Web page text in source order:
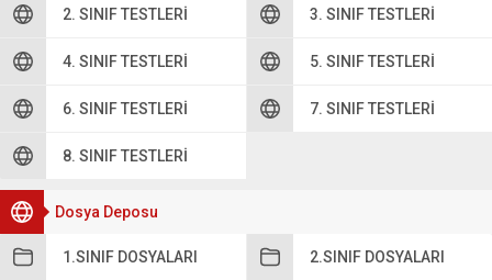
2. SINIF TESTLERI 3. SINIF TESTLERI
4. SINIF TESTLERI 5. SINIF TESTLERI
6. SINIF TESTLERI 7. SINIF TESTLERI
8. SINIF TESTLERI
Dosya Deposu
1.SINIF DOSYALARI 2.SINIF DOSYALARI